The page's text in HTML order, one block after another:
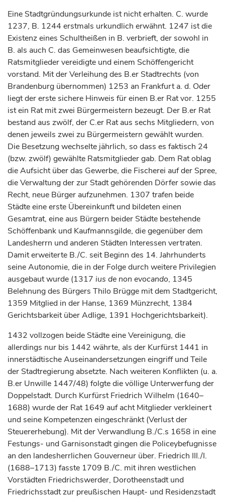
Eine Stadtgründungsurkunde ist nicht erhalten. C. wurde
1237, B. 1244 erstmals urkundlich erwähnt. 1247 ist die
Existenz eines Schultheißen in B. verbrieft, der sowohl in
B. als auch C. das Gemeinwesen beaufsichtigte, die
Ratsmitglieder vereidigte und einem Schöffengericht
vorstand. Mit der Verleihung des B.er Stadtrechts (von
Brandenburg übernommen) 1253 an Frankfurt a. d. Oder
liegt der erste sichere Hinweis für einen B.er Rat vor. 1255
ist ein Rat mit zwei Bürgermeistern bezeugt. Der B.er Rat
bestand aus zwölf, der C.er Rat aus sechs Mitgliedern, von
denen jeweils zwei zu Bürgermeistern gewählt wurden.
Die Besetzung wechselte jährlich, so dass es faktisch 24
(bzw. zwölf) gewählte Ratsmitglieder gab. Dem Rat oblag
die Aufsicht über das Gewerbe, die Fischerei auf der Spree,
die Verwaltung der zur Stadt gehörenden Dörfer sowie das
Recht, neue Bürger aufzunehmen. 1307 trafen beide
Städte eine erste Übereinkunft und bildeten einen
Gesamtrat, eine aus Bürgern beider Städte bestehende
Schöffenbank und Kaufmannsgilde, die gegenüber dem
Landesherrn und anderen Städten Interessen vertraten.
Damit erweiterte B./C. seit Beginn des 14. Jahrhunderts
seine Autonomie, die in der Folge durch weitere Privilegien
ausgebaut wurde (1317 ius de non evocando, 1345
Belehnung des Bürgers Thilo Brügge mit dem Stadtgericht,
1359 Mitglied in der Hanse, 1369 Münzrecht, 1384
Gerichtsbarkeit über Adlige, 1391 Hochgerichtsbarkeit).
1432 vollzogen beide Städte eine Vereinigung, die
allerdings nur bis 1442 währte, als der Kurfürst1441 in
innerstädtische Auseinandersetzungen eingriff und Teile
der Stadtregierung absetzte. Nach weiteren Konflikten (u. a.
B.er Unwille 1447/48) folgte die völlige Unterwerfung der
Doppelstadt. Durch KurfürstFriedrich Wilhelm (1640–
1688) wurde der Rat 1649 auf acht Mitglieder verkleinert
und seine Kompetenzen eingeschränkt (Verlust der
Steuererhebung). Mit der Verwandlung B./C.s 1658 in eine
Festungs- und Garnisonstadt gingen die Policeybefugnisse
an den landesherrlichen Gouverneur über. Friedrich III./I.
(1688–1713) fasste 1709 B./C. mit ihren westlichen
Vorstädten Friedrichswerder, Dorotheenstadt und
Friedrichsstadt zur preußischen Haupt- und Residenzstadt